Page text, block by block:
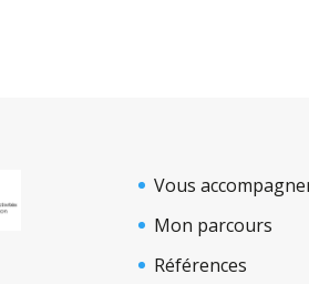
Vous
Mon parcours
Références